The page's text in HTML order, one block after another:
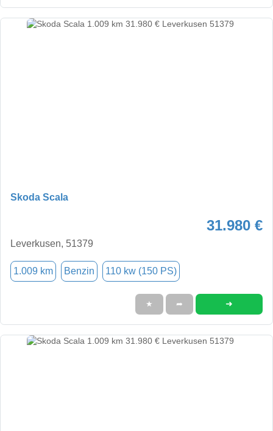
Skoda Scala
31.980 €
Leverkusen, 51379
1.009 km Benzin 110 kw (150 PS)
★ ➦ ➜